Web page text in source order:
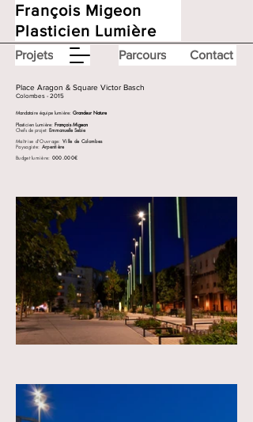
Plasticien Lumière
François Migeon
Parcours Contact
Projets
Place Aragon & Square Victor Basch
Colombes - 2015
Mandataire équipe lumière: Grandeur Nature
Plasticien Lumière: François Migeon
Chefs de projet: Emmanuelle Sebie
Maîtrise d'Ouvrage: Ville de Colombes
Paysagiste: Arpentière
Budget lumière: 000.000€